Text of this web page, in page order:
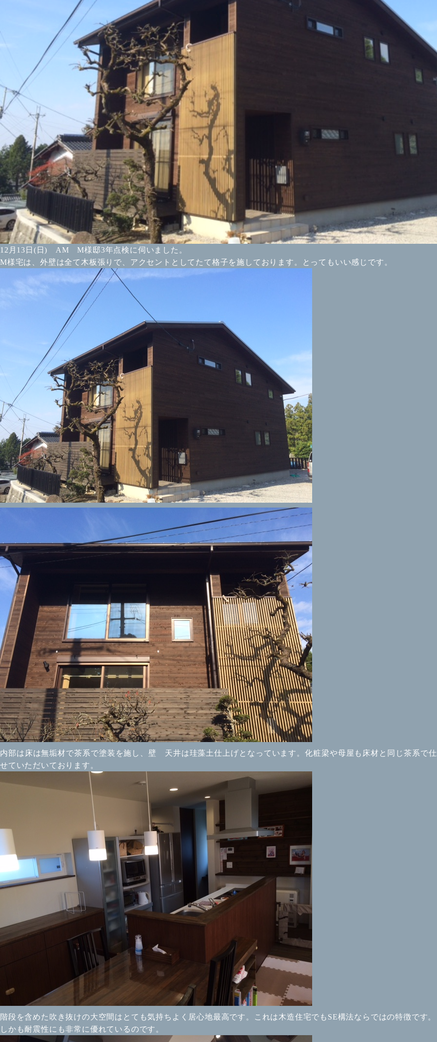
12月13日(日) AM M様邸3年点検に伺いました。
M様宅は、外壁は全て木板張りで、アクセントとしてたて格子を施しております。とってもいい感じです。
内部は床は無垢材で茶系で塗装を施し、壁 天井は珪藻土仕上げとなっています。化粧梁や母屋も床材と同じ茶系で
せていただいております。
階段を含めた吹き抜けの大空間はとても気持ちよく居心地最高です。これは木造住宅でもSE構法ならではの特徴です。
しかも耐震性にも非常に優れているのです。